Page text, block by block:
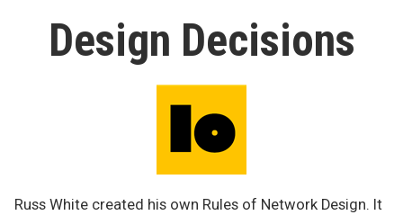
Design Decisions
Russ White created his own Rules of Network Design. It